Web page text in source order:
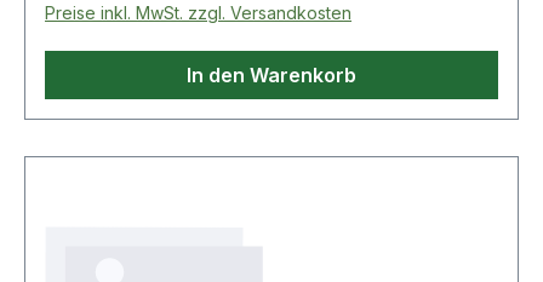
Preise inkl. MwSt. zzgl. Versandkosten
In den Warenkorb